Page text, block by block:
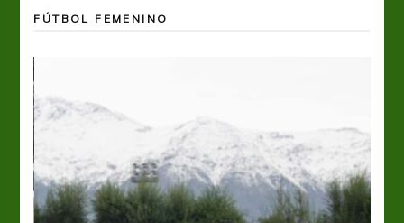
FÚTBOL FEMENINO